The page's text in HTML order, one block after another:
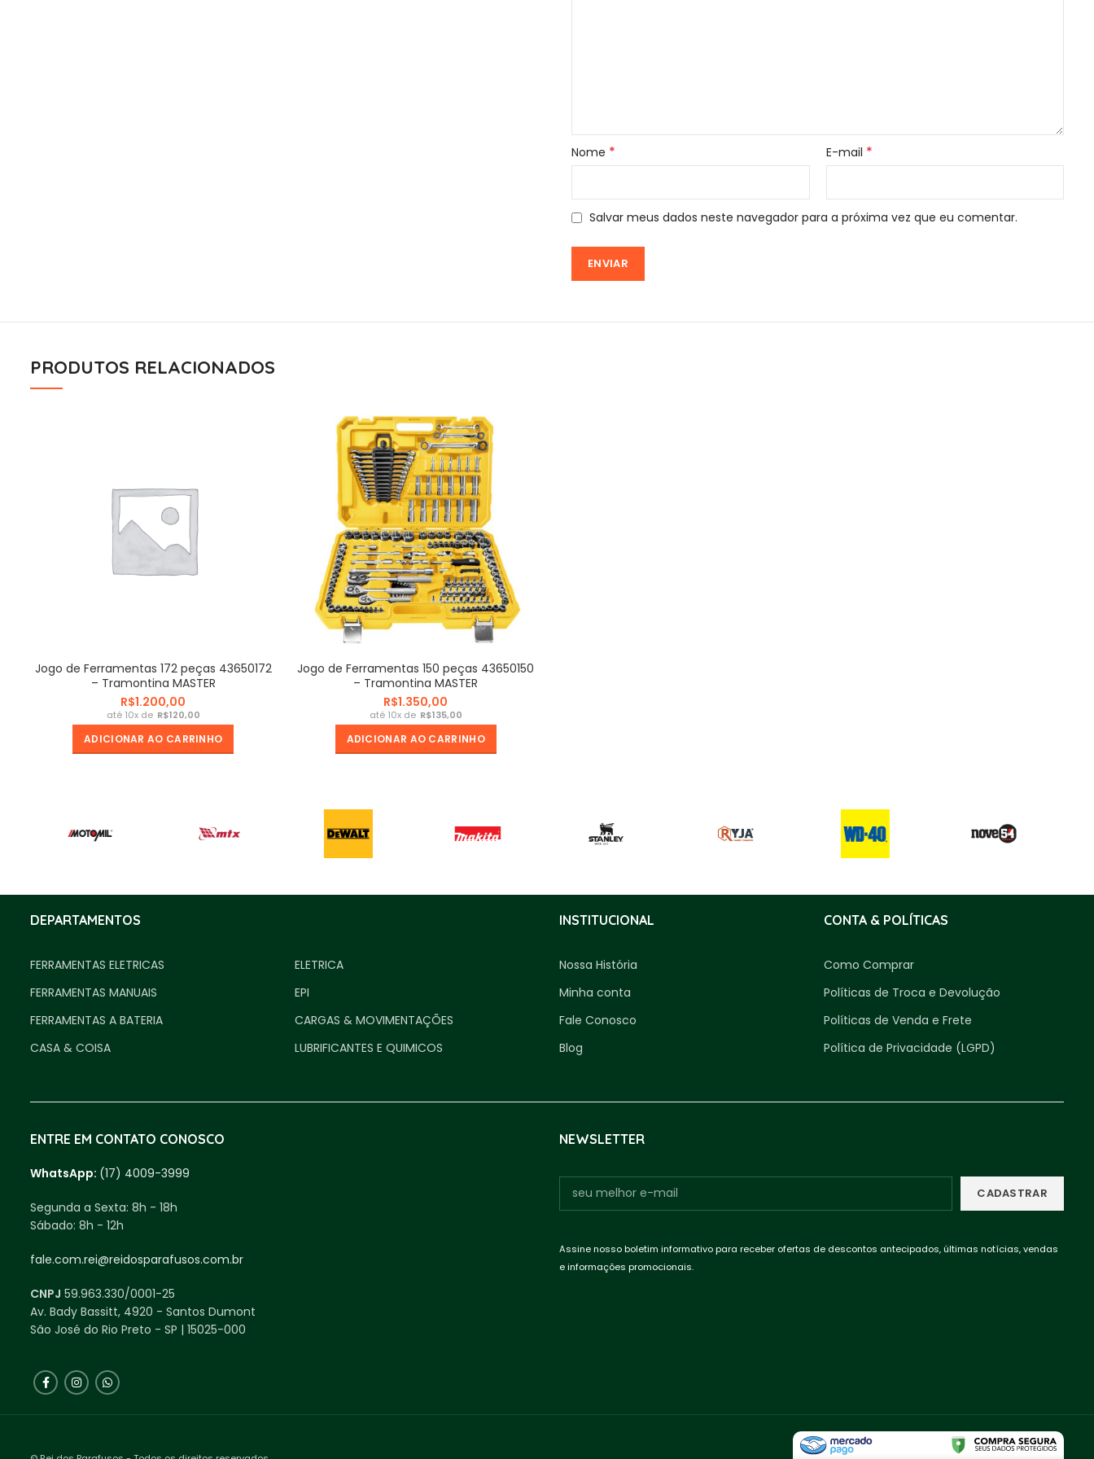
Nome * E-mail *
Salvar meus dados neste navegador para a próxima vez que eu comentar.
PRODUTOS RELACIONADOS
Jogo de Ferramentas 172 peças 43650172
– Tramontina MASTER
R$
R$
ADICIONAR AO CARRINHO
Jogo de Ferramentas 150 peças 43650150
– Tramontina MASTER
R$
R$
ADICIONAR AO CARRINHO
DEPARTAMENTOS
FERRAMENTAS ELETRICAS
FERRAMENTAS MANUAIS
FERRAMENTAS A BATERIA
CASA & COISA
ELETRICA
EPI
CARGAS & MOVIMENTAÇÕES
LUBRIFICANTES E QUIMICOS
INSTITUCIONAL
Nossa História
Minha conta
Fale Conosco
Blog
CONTA & POLÍTICAS
Como Comprar
Políticas de Troca e Devolução
Políticas de Venda e Frete
Política de Privacidade (LGPD)
ENTRE EM CONTATO CONOSCO
WhatsApp: (17) 4009-3999
Segunda a Sexta: 8h - 18h
Sábado: 8h - 12h
fale.com.rei@reidosparafusos.com.br
CNPJ 59.963.330/0001-25
Av. Bady Bassitt, 4920 - Santos Dumont
São José do Rio Preto - SP | 15025-000
NEWSLETTER
Assine nosso boletim informativo para receber ofertas de descontos antecipados, últimas notícias, vendas
e informações promocionais.